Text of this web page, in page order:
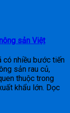
sản Việt
có nhiều bước tiến
sản rau củ,
thuộc trong
khẩu lớn. Dọc